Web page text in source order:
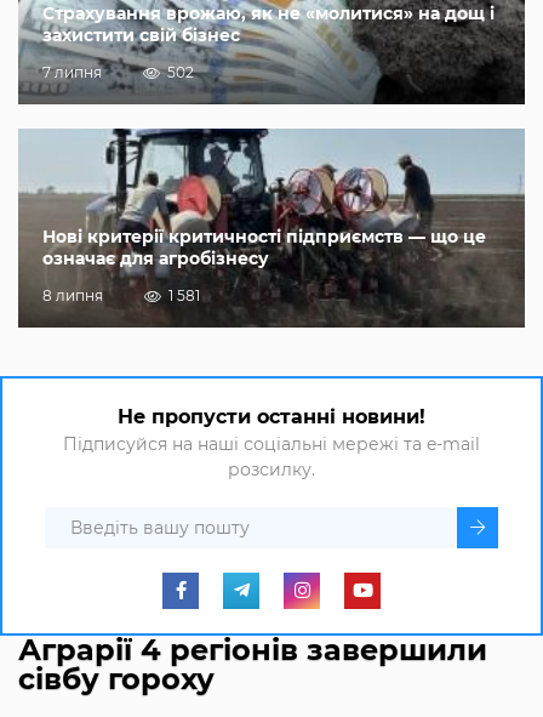
Страхування врожаю, як не «молитися» на дощ і
захистити свій бізнес
7 липня 502
Нові критерії критичності підприємств — що це
означає для агробізнесу
8 липня 1 581
Не пропусти останні новини!
Підписуйся на наші соціальні мережі та e-mail
розсилку.
Аграрії 4 регіонів завершили
сівбу гороху